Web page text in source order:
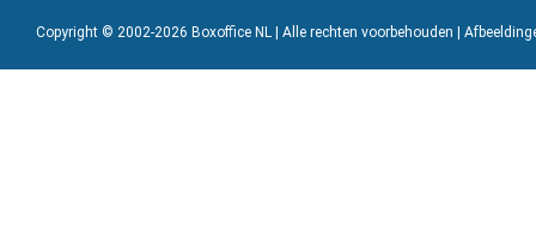
Copyright © 2002-2026 Boxoffice NL | Alle rechten voorbehouden |